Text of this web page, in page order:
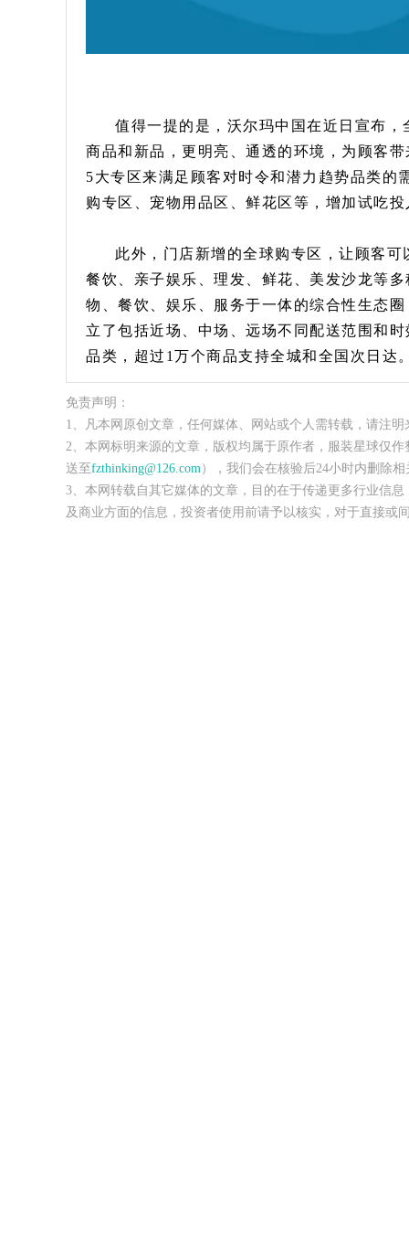
值得一提的是，沃尔玛中国在近日宣布
商品和新品，更明亮、通透的环境，为顾客
5大专区来满足顾客对时令和潜力趋势品类的
购专区、宠物用品区、鲜花区等，增加试吃投
此外，门店新增的全球购专区，让顾客
餐饮、亲子娱乐、理发、鲜花、美发沙龙等
物、餐饮、娱乐、服务于一体的综合性生态
立了包括近场、中场、远场不同配送范围和
品类，超过1万个商品支持全城和全国次日达
免责声明：
1、凡本网原创文章，任何媒体、网站或个人需转载，请注明
2、本网标明来源的文章，版权均属于原作者，服装星球仅
送至fzthinking@126.com），我们会在核验后24小时内删除
3、本网转载自其它媒体的文章，目的在于传递更多行业信
及商业方面的信息，投资者使用前请予以核实，对于直接或